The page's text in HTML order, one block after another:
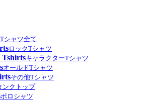
Tシャツ全て
ロックTシャツ
TshirtsキャラクターTシャツ
オールドTシャツ
その他Tシャツ
ンクトップ
ポロシャツ